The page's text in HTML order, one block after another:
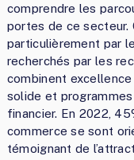
comprendre les
portes de ce secteur.
particulièrement par
recherchés par les
combinent
solide et
financier. En 2022,
commerce se sont
témoignant de